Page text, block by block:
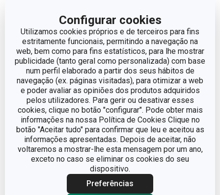
Configurar cookies
Utilizamos cookies próprios e de terceiros para fins
estritamente funcionais, permitindo a navegação na
web, bem como para fins estatísticos, para lhe mostrar
publicidade (tanto geral como personalizada) com base
num perfil elaborado a partir dos seus hábitos de
navegação (ex. páginas visitadas), para otimizar a web
e poder avaliar as opiniões dos produtos adquiridos
pelos utilizadores. Para gerir ou desativar esses
cookies, clique no botão "configurar". Pode obter mais
informações na nossa Política de Cookies Clique no
botão "Aceitar tudo" para confirmar que leu e aceitou as
informações apresentadas. Depois de aceitar, não
voltaremos a mostrar-lhe esta mensagem por um ano,
exceto no caso se eliminar os cookies do seu
dispositivo.
Preferências
transparentes no frigorífico
Já diziam as nossas avós: “o que não é visto, não é
lembrado”. Quantas vezes guardamos comida em
recipientes opacos e só muito depois é que nos
lembramos de os abrir e verificamos que o que está lá
dentro já não se pode comer?